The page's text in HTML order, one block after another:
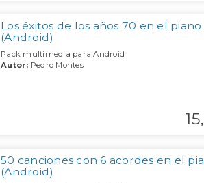
Los éxitos de los años 70 en el piano
(Android)
Pack multimedia para Android
Autor: Pedro Montes
15,
50 canciones con 6 acordes en el
(Android)